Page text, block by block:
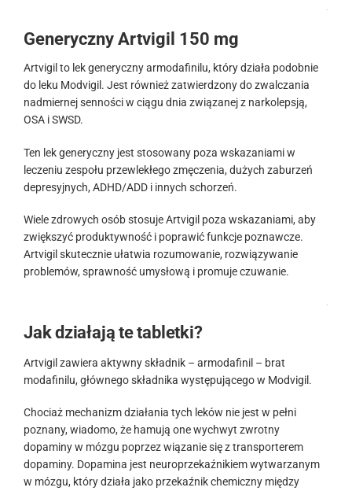
.
Generyczny Artvigil 150 mg
Artvigil to lek generyczny armodafinilu, który działa podobnie
do leku Modvigil. Jest również zatwierdzony do zwalczania
nadmiernej senności w ciągu dnia związanej z narkolepsją,
OSA i SWSD.
Ten lek generyczny jest stosowany poza wskazaniami w
leczeniu zespołu przewlekłego zmęczenia, dużych zaburzeń
depresyjnych, ADHD/ADD i innych schorzeń.
Wiele zdrowych osób stosuje Artvigil poza wskazaniami, aby
zwiększyć produktywność i poprawić funkcje poznawcze.
Artvigil skutecznie ułatwia rozumowanie, rozwiązywanie
problemów, sprawność umysłową i promuje czuwanie.
Jak działają te tabletki?
Artvigil zawiera aktywny składnik – armodafinil – brat
modafinilu, głównego składnika występującego w Modvigil.
Chociaż mechanizm działania tych leków nie jest w pełni
poznany, wiadomo, że hamują one wychwyt zwrotny
dopaminy w mózgu poprzez wiązanie się z transporterem
dopaminy. Dopamina jest neuroprzekaźnikiem wytwarzanym
w mózgu, który działa jako przekaźnik chemiczny między